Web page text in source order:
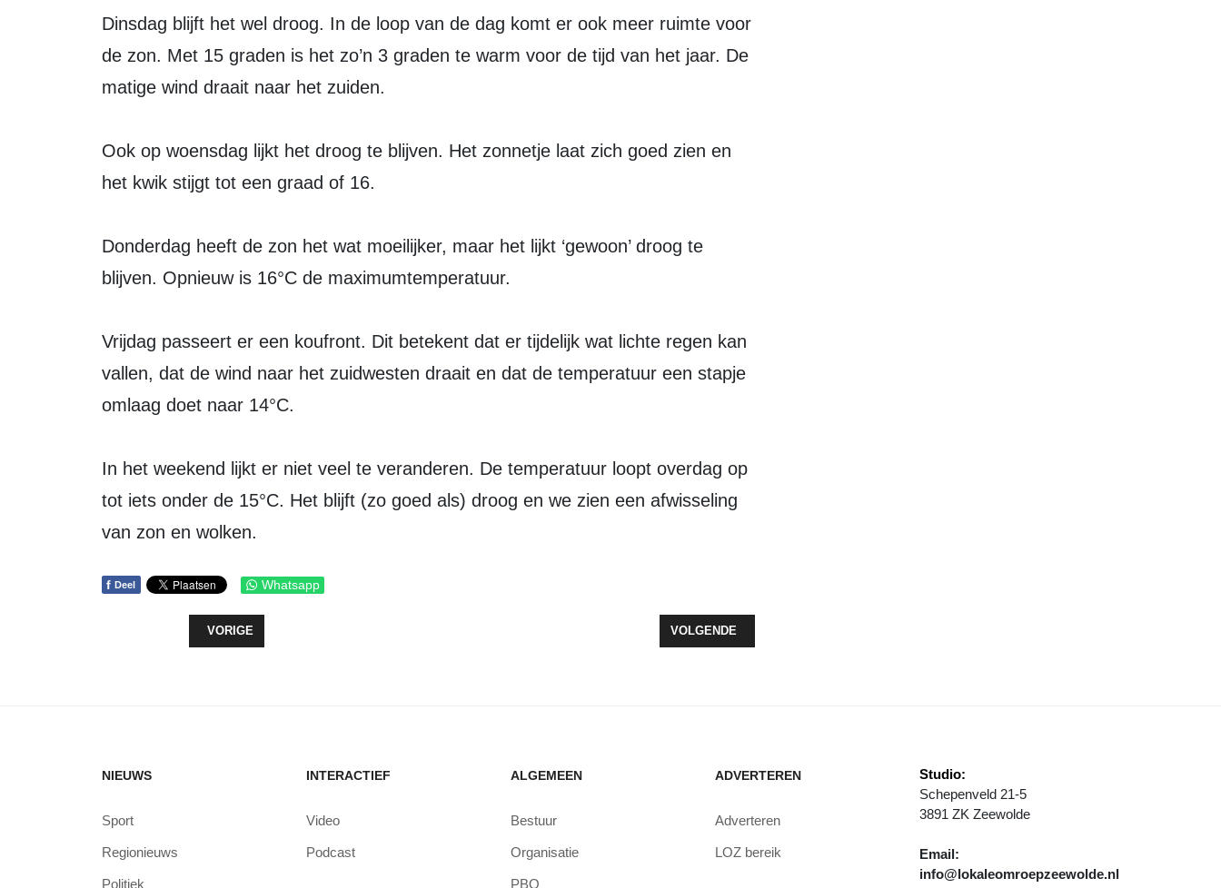
Dinsdag blijft het wel droog. In de loop van de dag komt er ook meer ruimte voor
de zon. Met 15 graden is het zo’n 3 graden te warm voor de tijd van het jaar. De
matige wind draait naar het zuiden.
Ook op woensdag lijkt het droog te blijven. Het zonnetje laat zich goed zien en
het kwik stijgt tot een graad of 16.
Donderdag heeft de zon het wat moeilijker, maar het lijkt ‘gewoon’ droog te
blijven. Opnieuw is 16°C de maximumtemperatuur.
Vrijdag passeert er een koufront. Dit betekent dat er tijdelijk wat lichte regen kan
vallen, dat de wind naar het zuidwesten draait en dat de temperatuur een stapje
omlaag doet naar 14°C.
In het weekend lijkt er niet veel te veranderen. De temperatuur loopt overdag op
tot iets onder de 15°C. Het blijft (zo goed als) droog en we zien een afwisseling
van zon en wolken.
f Deel Whatsapp
VORIG ARTIKEL: EERSTE SPELDENPRIK VAN KONING WINTER?
VORIGE VOLGENDE ARTIKEL: FRAAI NAJAARSWEER IN HET VERSCHIET
VOLGENDE
NIEUWS
Sport
Regionieuws
Politiek
INTERACTIEF
Video
Podcast
ALGEMEEN
Bestuur
Organisatie
PBO
ADVERTEREN
Adverteren
LOZ bereik
Studio:
Schepenveld 21-5
3891 ZK Zeewolde
Email:
info@lokaleomroepzeewolde.nl